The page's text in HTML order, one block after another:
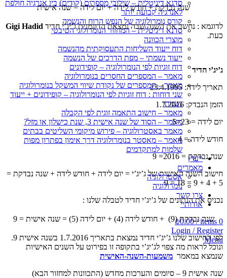
סדנא דיגיטלית – שילובי מספרים (קודים) בין אנרגיה חולפת
לאנרגיה קבועה יותר
קורס נומרולוגיה של הנפש הרוח והנשמה
סדנא דיגיטלית – המחזור הנומרולוגי הטיבטי
מוצרי הכוונה
דוח ייעוד השליחות התעסוקתית מהנשמה
ייעוד נשמתי – מפת הדרכים של הנשמה
דוח זוגיות לפי הנומרולוגיה – קופידונים
מאמר – המספרים החסרים בנומרולוגיה
מאמר – המספרים של נקודת שיווי המשקל בנומרולוגיה
שני דוחות : דוח זוגיות לפי הנומרולוגיה – קופידונים + ייעוד
נשמתי
מאמר – חישוב התאמה זוגית לפי הקבלה
מאמר – הסוד של שנה אישית 3, שנת כישלון או מזל?
מאמר באסטרולוגיה – פירוש מיקומי השליטים בבתים
מאמר – מאסטר בנומרולוגיה דרך אימון בפתרון מפות
שלמות למתקדמים
ייעוץ
מאמרים
אסטרולוגיה
נומרולוגיה
צרו קשר
אודותיי
0
items
/
₪0.00
Login / Register
Menu
שנה נבדקת + חודש לידה + יום לידה = שנה אישית
לדוגמא : נחשב את השנה שבה נמצאת הדוגמנית ג’יג’י חדיד Gigi Hadid
כעת.
ג’יג’י חדיד
תאריך לידה: 23.4.1995
הזמן הנבדק: 1.7.2016
יום לידה = 23=5
חודש לידה = 4
שנה נבדקת = 2016= 9
חישוב השנה האישית של ג’יג’י = יום לידה + חודש לידה + שנה נבדקת =
5 + 4 + 9 = 18 = 9
נכניס את הנתונים של ג’יג’י חדיד לטבלה שלנו :
שנה נבדקת (9) + חודש לידה (4) + יום לידה (5) = שנה אישית = 9
לפי החישוב שלנו ג’יג’י חדיד נמצאת בתאריך 1.7.2016 בשנה אישית 9.
ונוכל לראות מה צפוי לג’יג’י בתקופה זו בפירוט על השנים האישיות
שנמצא במאמר משמעות-השנה-האישית
שנה אישית 9 – סיומים והערכות מחדש (התכוונות למחזור הבא)